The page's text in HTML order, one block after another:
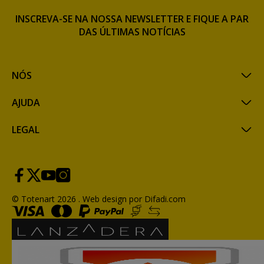
NÓS
AJUDA
LEGAL
INSCREVA-SE NA NOSSA NEWSLETTER E FIQUE A PAR
DAS ÚLTIMAS NOTÍCIAS
© Totenart 2026 . Web design por Difadi.com